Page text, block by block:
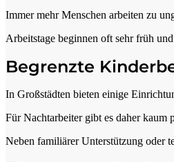
Immer mehr Menschen arbeiten zu
Arbeitstage beginnen oft sehr früh
Begrenzte
In Großstädten bieten einige
Für Nachtarbeiter gibt es daher kaum
Neben familiärer Unterstützung oder